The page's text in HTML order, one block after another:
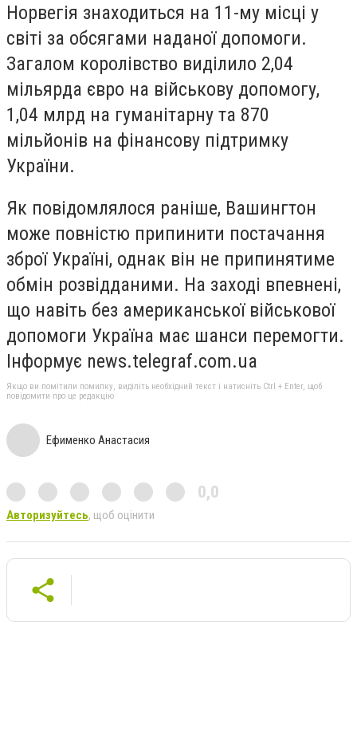
Норвегія знаходиться на 11-му місці у
світі за обсягами наданої допомоги.
Загалом королівство виділило 2,04
мільярда євро на військову допомогу,
1,04 млрд на гуманітарну та 870
мільйонів на фінансову підтримку
України.
Як повідомлялося раніше, Вашингтон
може повністю припинити постачання
зброї Україні, однак він не припинятиме
обмін розвідданими. На заході впевнені,
що навіть без американської військової
допомоги Україна має шанси перемогти.
Інформує news.telegraf.com.ua
Якщо ви помітили помилку, виділіть необхідний текст і натисніть Ctrl + Enter, щоб
повідомити про це редакцію
Ефименко Анастасия
0,0
Авторизуйтесь, щоб оцінити